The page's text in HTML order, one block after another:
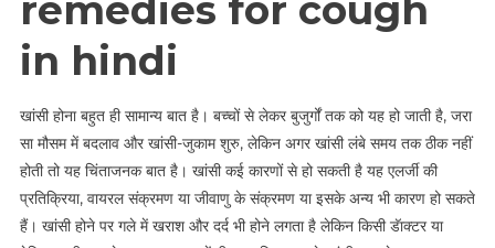
remedies for cough
in hindi
खांसी होना बहुत ही सामान्य बात है। बच्चों से लेकर बुजुर्गों तक को यह हो जाती है, जरा
सा मौसम में बदलाव और खांसी-जुकाम शुरु, लेकिन अगर खांसी लंबे समय तक ठीक नहीं
होती तो यह चिंताजनक बात है। खांसी कई कारणों से हो सकती है यह एलर्जी की
प्रतिक्रिया, वायरल संक्रमण या जीवाणु के संक्रमण या इसके अन्य भी कारण हो सकते
हैं। खांसी होने पर गले में खराश और दर्द भी होने लगता है लेकिन किसी डॅाक्टर या